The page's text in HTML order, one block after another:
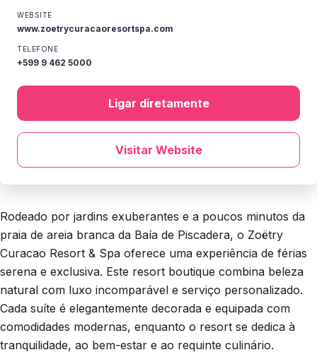
Rodeado por jardins exuberantes e a poucos minutos da
praia de areia branca da Baía de Piscadera, o Zoëtry
Curacao Resort & Spa oferece uma experiência de férias
serena e exclusiva. Este resort boutique combina beleza
natural com luxo incomparável e serviço personalizado.
Cada suíte é elegantemente decorada e equipada com
comodidades modernas, enquanto o resort se dedica à
tranquilidade, ao bem-estar e ao requinte culinário.
WEBSITE
www.zoetrycuracaoresortspa.com
TELEFONE
+599 9 462 5000
Ligar diretamente
Visitar Website